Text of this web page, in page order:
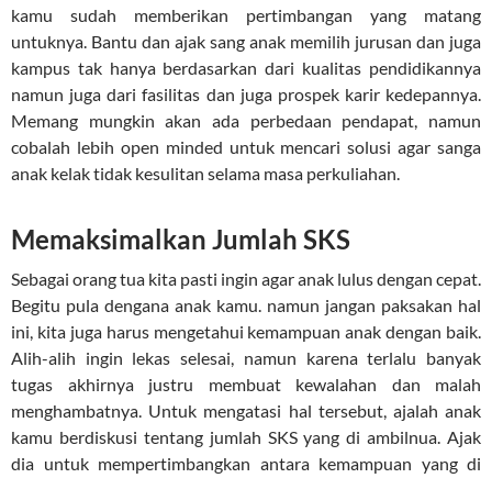
kamu sudah memberikan pertimbangan yang matang
untuknya. Bantu dan ajak sang anak memilih jurusan dan juga
kampus tak hanya berdasarkan dari kualitas pendidikannya
namun juga dari fasilitas dan juga prospek karir kedepannya.
Memang mungkin akan ada perbedaan pendapat, namun
cobalah lebih open minded untuk mencari solusi agar sanga
anak kelak tidak kesulitan selama masa perkuliahan.
Memaksimalkan Jumlah SKS
Sebagai orang tua kita pasti ingin agar anak lulus dengan cepat.
Begitu pula dengana anak kamu. namun jangan paksakan hal
ini, kita juga harus mengetahui kemampuan anak dengan baik.
Alih-alih ingin lekas selesai, namun karena terlalu banyak
tugas akhirnya justru membuat kewalahan dan malah
menghambatnya. Untuk mengatasi hal tersebut, ajalah anak
kamu berdiskusi tentang jumlah SKS yang di ambilnua. Ajak
dia untuk mempertimbangkan antara kemampuan yang di